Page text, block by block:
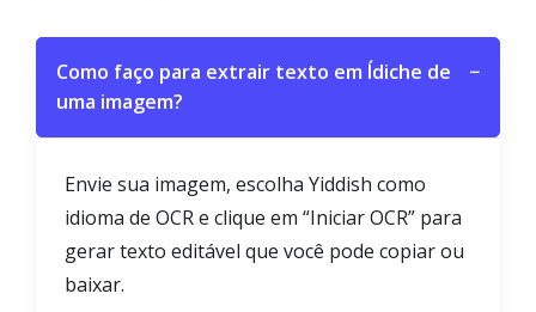
Como faço para extrair texto em Ídiche de
uma imagem?
−
Envie sua imagem, escolha Yiddish como
idioma de OCR e clique em “Iniciar OCR” para
gerar texto editável que você pode copiar ou
baixar.